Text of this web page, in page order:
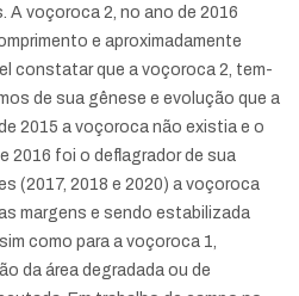
A voçoroca 2, no ano de 2016
e aproximadamente
constatar que a voçoroca 2, tem-
de sua gênese e evolução que a
2015 a voçoroca não existia e o
2016 foi o deflagrador de sua
(2017, 2018 e 2020) a voçoroca
margens e sendo estabilizada
como para a voçoroca 1,
da área degradada ou de